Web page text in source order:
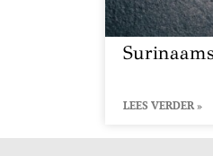
LEES VERDER »